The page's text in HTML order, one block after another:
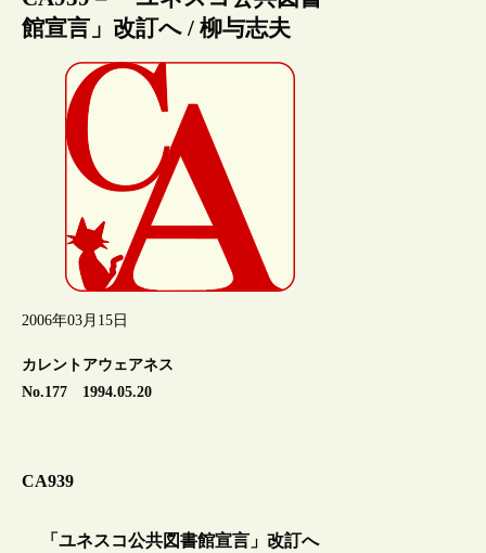
館宣言」改訂へ / 柳与志夫
2006年03月15日
カレントアウェアネス
No.177 1994.05.20
CA939
「ユネスコ公共図書館宣言」改訂へ